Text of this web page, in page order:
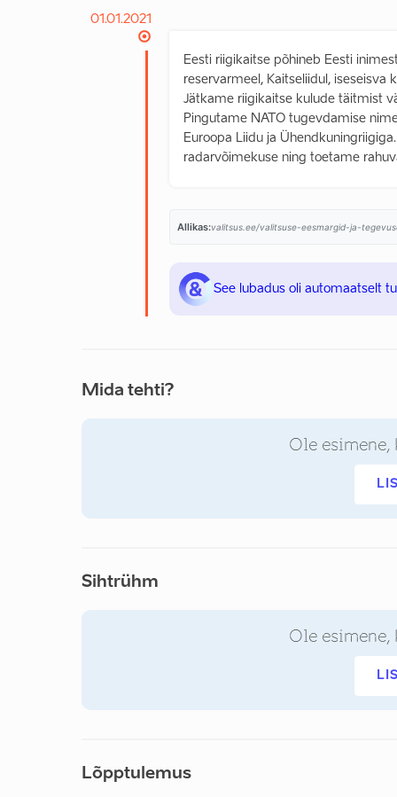
01.01.2021
Eesti riigikaitse põhineb Eesti
reservarmeel, Kaitseliidul, iseseisva
Jätkame riigikaitse kulude täitmist
Pingutame NATO tugevdamise
Euroopa Liidu ja
radarvõimekuse ning toetame
Allikas:valitsus.ee/valitsuse-eesmargid-ja-
See lubadus oli automaatselt
Mida tehti?
Ole esimene,
Sihtrühm
Ole esimene,
Lõpptulemus